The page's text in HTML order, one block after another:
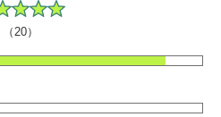
（20）